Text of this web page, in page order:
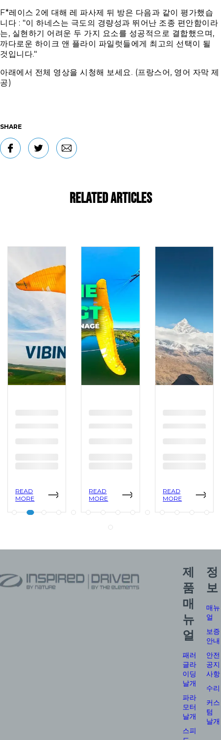
F*레이스 2에 대해 레 파사제 뒤 방은 다음과 같이 평가했습
니다 : "이 하네스는 극도의 경량성과 뛰어난 조종 편안함이라
는, 실현하기 어려운 두 가지 요소를 성공적으로 결합했으며,
까다로운 하이크 앤 플라이 파일럿들에게 최고의 선택이 될
것입니다."
아래에서 전체 영상을 시청해 보세요. (프랑스어, 영어 자막 제
공)
SHARE
Related Articles
READ
MORE
READ
MORE
READ
MORE
제
품
매
뉴
얼
패러
글라
이딩
날개
파라
모터
날개
스피
정
보
매뉴
얼
보증
안내
안전
공지
사항
수리
커스
텀
날개